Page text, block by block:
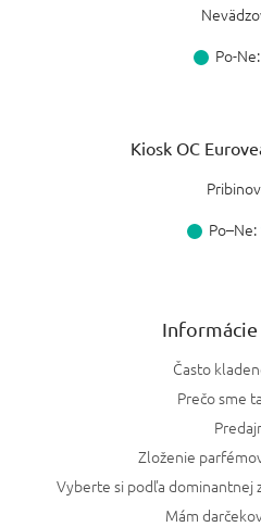
Po-Ne:
Kiosk OC
Po–Ne:
Informácie
Často
Prečo sme
Zloženie
Vyberte si podľa dominantnej
Mám